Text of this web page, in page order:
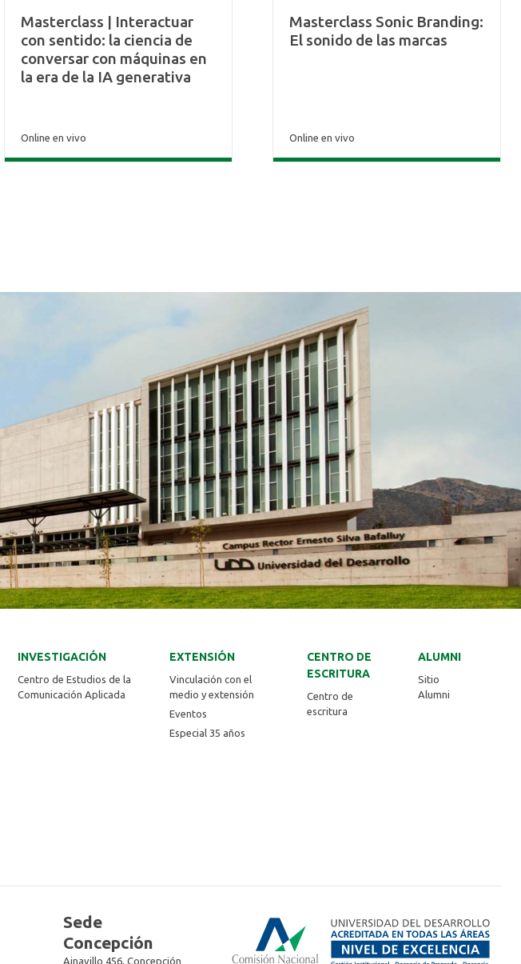
Masterclass | Interactuar
con sentido: la ciencia de
conversar con máquinas en
la era de la IA generativa
Online en vivo
Masterclass Sonic Branding:
El sonido de las marcas
Online en vivo
INVESTIGACIÓN
Centro de Estudios de la
Comunicación Aplicada
EXTENSIÓN
Vinculación con el
medio y extensión
Eventos
Especial 35 años
CENTRO DE
ESCRITURA
Centro de
escritura
ALUMNI
Sitio
Alumni
Sede
Concepción
Ainavillo 456, Concepción